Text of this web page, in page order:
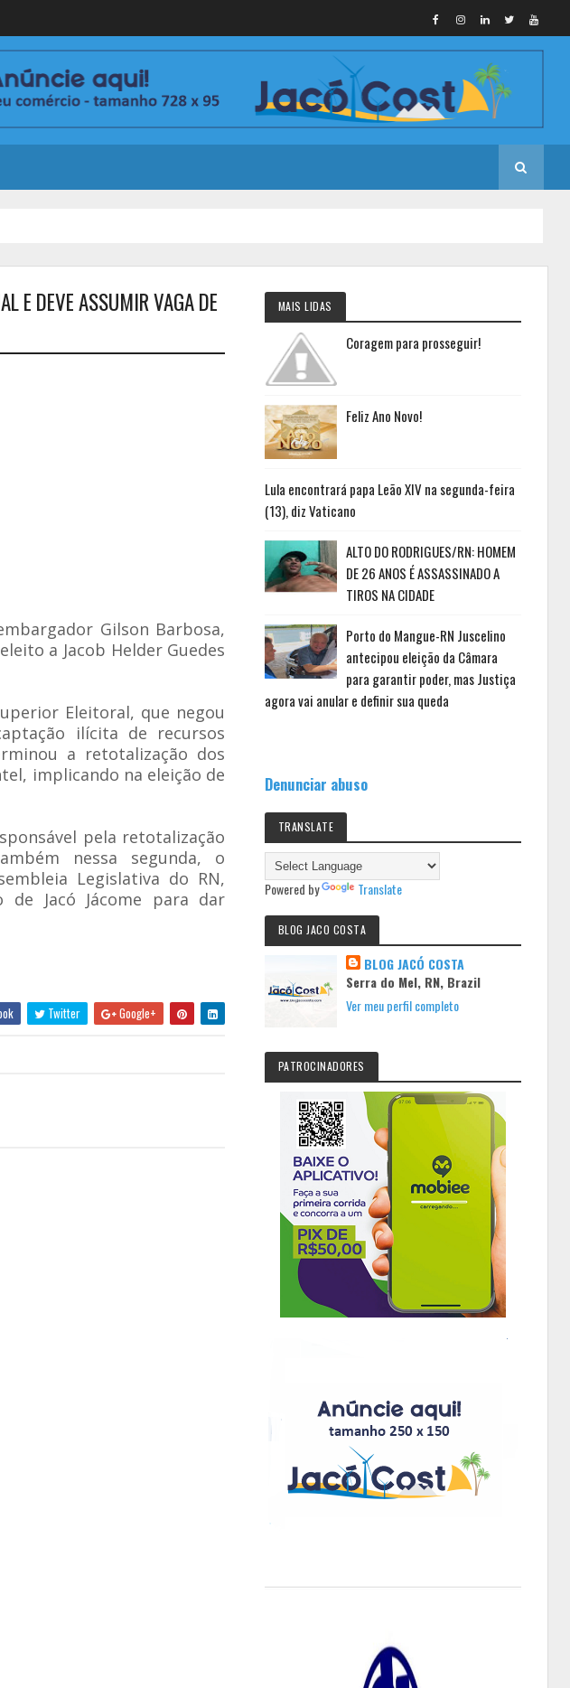
E DEVE ASSUMIR VAGA DE
Gilson Barbosa,
a Jacob Helder Guedes
Eleitoral, que negou
ilícita de recursos
a retotalização dos
implicando na eleição de
pela retotalização
nessa segunda, o
Legislativa do RN,
de Jacó Jácome para dar
Twitter Google+
MAIS LIDAS
Coragem para prosseguir!
Feliz Ano Novo!
Lula encontrará papa Leão XIV na segunda-feira
(13), diz Vaticano
ALTO DO RODRIGUES/RN: HOMEM
DE 26 ANOS É ASSASSINADO A
TIROS NA CIDADE
Porto do Mangue-RN Juscelino
antecipou eleição da Câmara
para garantir poder, mas Justiça
agora vai anular e definir sua queda
Denunciar abuso
TRANSLATE
Powered by Translate
BLOG JACO COSTA
BLOG JACÓ COSTA
Serra do Mel, RN, Brazil
Ver meu perfil completo
PATROCINADORES